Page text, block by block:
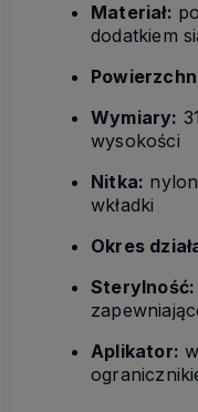
Materiał:
dodatkiem
Wymiary:
wysokości
Nitka:
wkładki
Okres
Sterylność:
Aplikator: